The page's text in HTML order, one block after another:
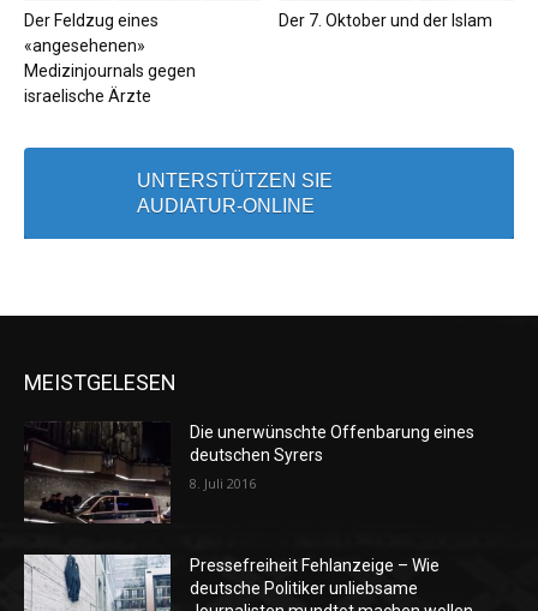
Der Feldzug eines
«angesehenen»
Medizinjournals gegen
israelische Ärzte
Der 7. Oktober und der Islam
UNTERSTÜTZEN SIE
AUDIATUR-ONLINE
MEISTGELESEN
Die unerwünschte Offenbarung eines
deutschen Syrers
8. Juli 2016
Pressefreiheit Fehlanzeige – Wie
deutsche Politiker unliebsame